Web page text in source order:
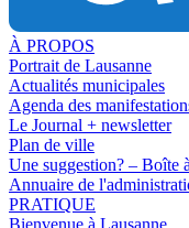
À PROPOS
Portrait de Lausanne
Actualités municipales
Agenda des
Le Journal + newsletter
Plan de ville
Une suggestion? – Boîte
Annuaire de
PRATIQUE
Bienvenue à Lausanne